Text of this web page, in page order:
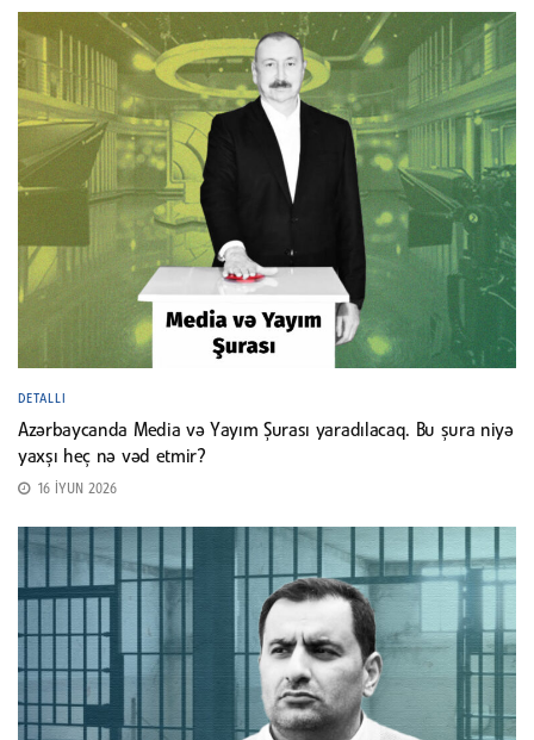
DETALLI
Azərbaycanda Media və Yayım Şurası yaradılacaq. Bu şura niyə
yaxşı heç nə vəd etmir?
16 İYUN 2026